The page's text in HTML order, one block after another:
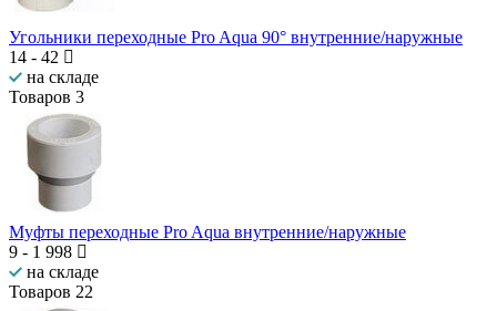
Угольники переходные Pro Aqua 90° внутренние/наружные
14 - 42
на складе
Товаров 3
Муфты переходные Pro Aqua внутренние/наружные
9 - 1 998
на складе
Товаров 22